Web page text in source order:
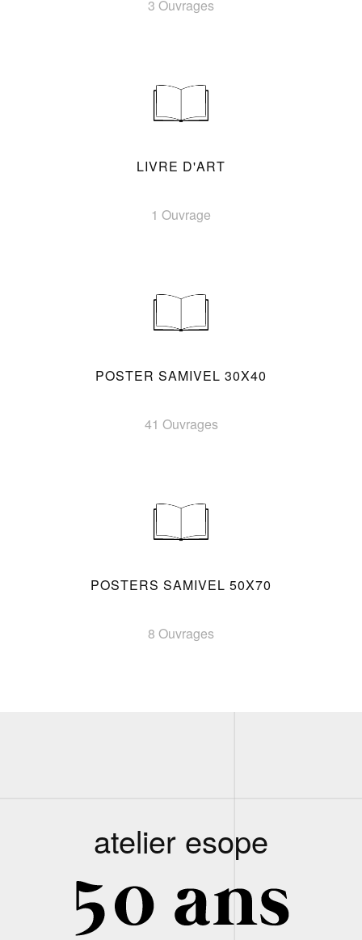
3 Ouvrages
LIVRE D'ART
1 Ouvrage
POSTER SAMIVEL 30X40
41 Ouvrages
POSTERS SAMIVEL 50X70
8 Ouvrages
atelier esope